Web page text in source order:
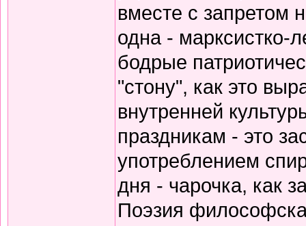
вместе с запретом
одна - марксистко-
бодрые
"стону", как это
внутренней
праздникам - это
употреблением
дня - чарочка, как
Поэзия